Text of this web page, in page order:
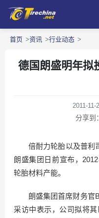
首页 资讯 行业动态
德国朗盛明年拟
2011-11-
分享到：
倍耐力轮胎以及普利司
朗盛集团日前宣布，
轮胎材料产能。
朗盛集团首席财务官
采访中表示，公司拟将